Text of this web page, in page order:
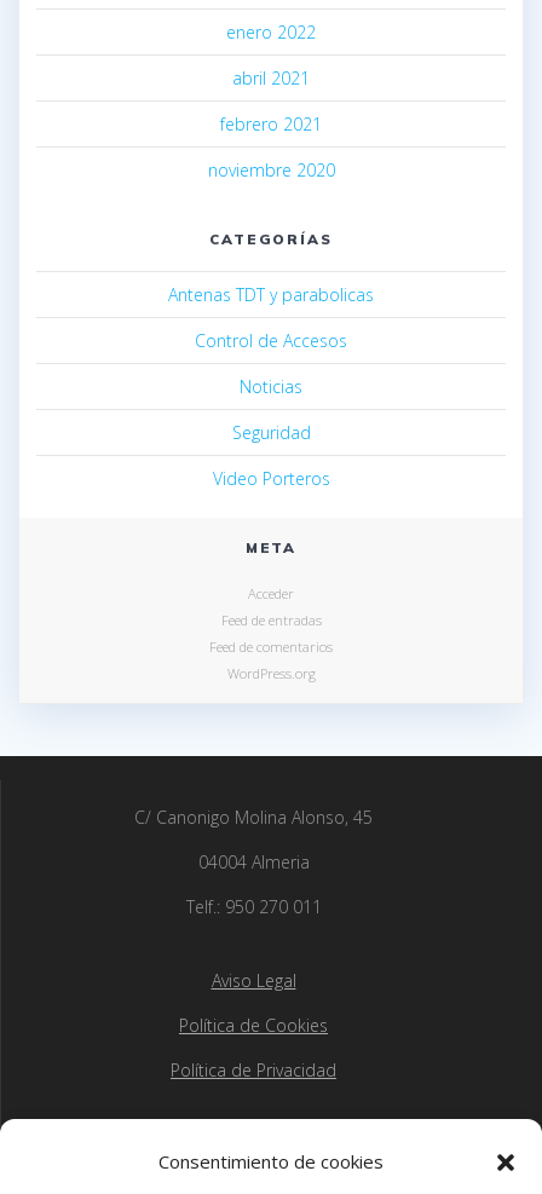
Consentimiento de cookies
enero 2022
abril 2021
febrero 2021
noviembre 2020
CATEGORÍAS
Antenas TDT y parabolicas
Control de Accesos
Noticias
Seguridad
Video Porteros
META
Acceder
Feed de entradas
Feed de comentarios
WordPress.org
C/ Canonigo Molina Alonso, 45
04004 Almeria
Telf.: 950 270 011
Aviso Legal
Política de Cookies
Política de Privacidad